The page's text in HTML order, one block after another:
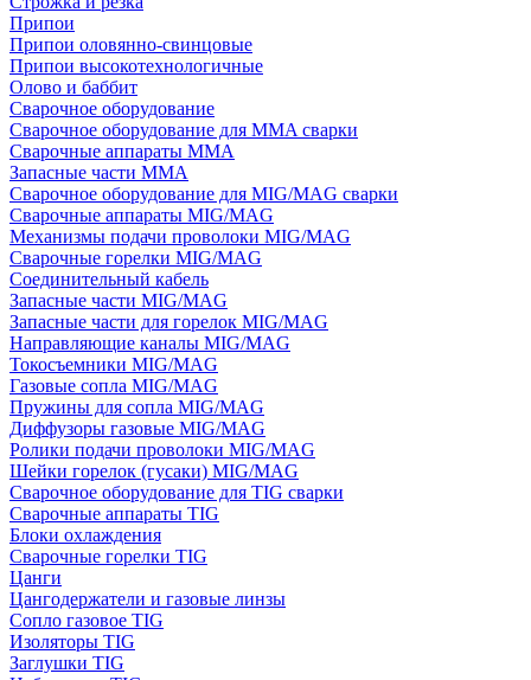
Припои
Припои оловянно-свинцовые
Припои высокотехнологичные
Олово и баббит
Сварочное оборудование
Сварочное оборудование для MMA сварки
Сварочные аппараты MMA
Запасные части MMA
Сварочное оборудование для MIG/MAG сварки
Сварочные аппараты MIG/MAG
Механизмы подачи проволоки MIG/MAG
Сварочные горелки MIG/MAG
Соединительный кабель
Запасные части MIG/MAG
Запасные части для горелок MIG/MAG
Направляющие каналы MIG/MAG
Токосъемники MIG/MAG
Газовые сопла MIG/MAG
Пружины для сопла MIG/MAG
Диффузоры газовые MIG/MAG
Ролики подачи проволоки MIG/MAG
Шейки горелок (гусаки) MIG/MAG
Сварочное оборудование для TIG сварки
Сварочные аппараты TIG
Блоки охлаждения
Сварочные горелки TIG
Цанги
Цангодержатели и газовые линзы
Сопло газовое TIG
Изоляторы TIG
Заглушки TIG